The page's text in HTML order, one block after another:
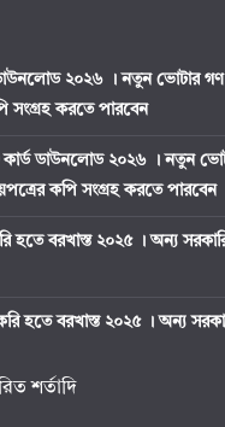
২০২৬ । নতুন ভোটার
সংগ্রহ করতে পারবেন
ডাউনলোড ২০২৬ । নতুন
কপি সংগ্রহ করতে পারবেন
হতে বরখাস্ত ২০২৫ । অন্য
হতে বরখাস্ত ২০২৫ । অন্য
শর্তাদি